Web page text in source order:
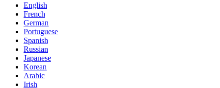
English
French
German
Portuguese
Spanish
Russian
Japanese
Korean
Arabic
Irish